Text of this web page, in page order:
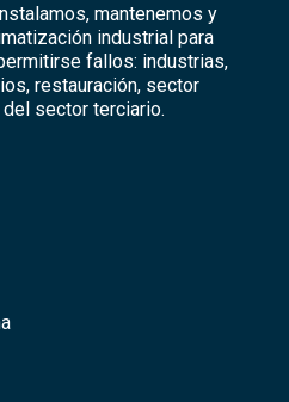
mantenemos y
industrial para
fallos: industrias,
restauración, sector
sector terciario.